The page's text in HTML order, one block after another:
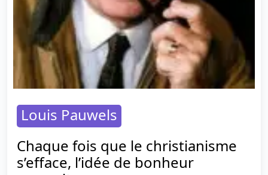
Louis Pauwels
Chaque fois que le christianisme
s’efface, l’idée de bonheur